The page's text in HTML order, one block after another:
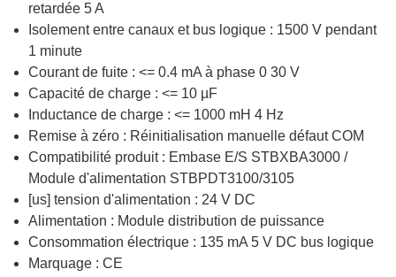
retardée 5 A
Isolement entre canaux et bus logique : 1500 V pendant
1 minute
Courant de fuite : <= 0.4 mA à phase 0 30 V
Capacité de charge : <= 10 µF
Inductance de charge : <= 1000 mH 4 Hz
Remise à zéro : Réinitialisation manuelle défaut COM
Compatibilité produit : Embase E/S STBXBA3000 /
Module d'alimentation STBPDT3100/3105
[us] tension d'alimentation : 24 V DC
Alimentation : Module distribution de puissance
Consommation électrique : 135 mA 5 V DC bus logique
Marquage : CE